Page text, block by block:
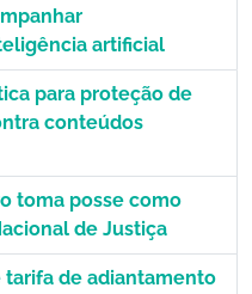
artificial
para proteção de
conteúdos
toma posse como
de Justiça
tarifa de adiantamento